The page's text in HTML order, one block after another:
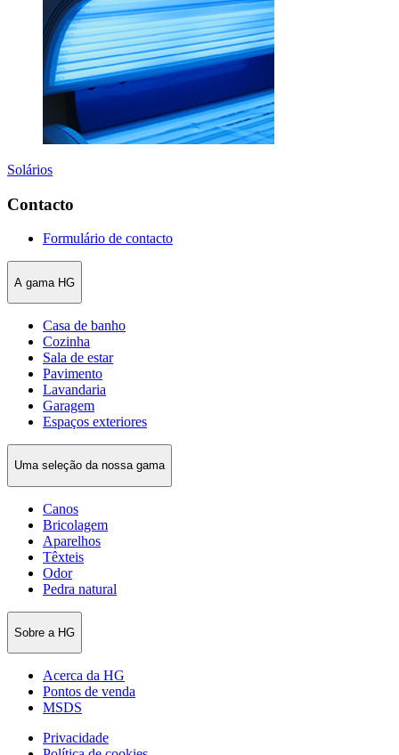
Solários
Contacto
Formulário de contacto
A gama HG
Casa de banho
Cozinha
Sala de estar
Pavimento
Lavandaria
Garagem
Espaços exteriores
Uma seleção da nossa gama
Canos
Bricolagem
Aparelhos
Têxteis
Odor
Pedra natural
Sobre a HG
Acerca da HG
Pontos de venda
MSDS
Privacidade